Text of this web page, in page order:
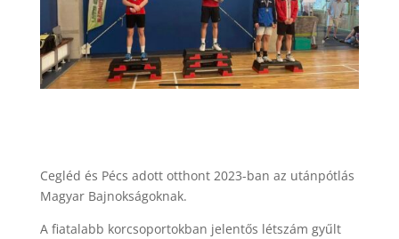
Cegléd és Pécs adott otthont 2023-ban az utánpótlás
Magyar Bajnokságoknak.
A fiatalabb korcsoportokban jelentős létszám gyűlt